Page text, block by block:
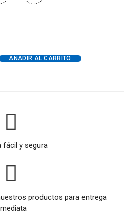
AÑADIR AL CARRITO
fácil y segura
productos para entrega